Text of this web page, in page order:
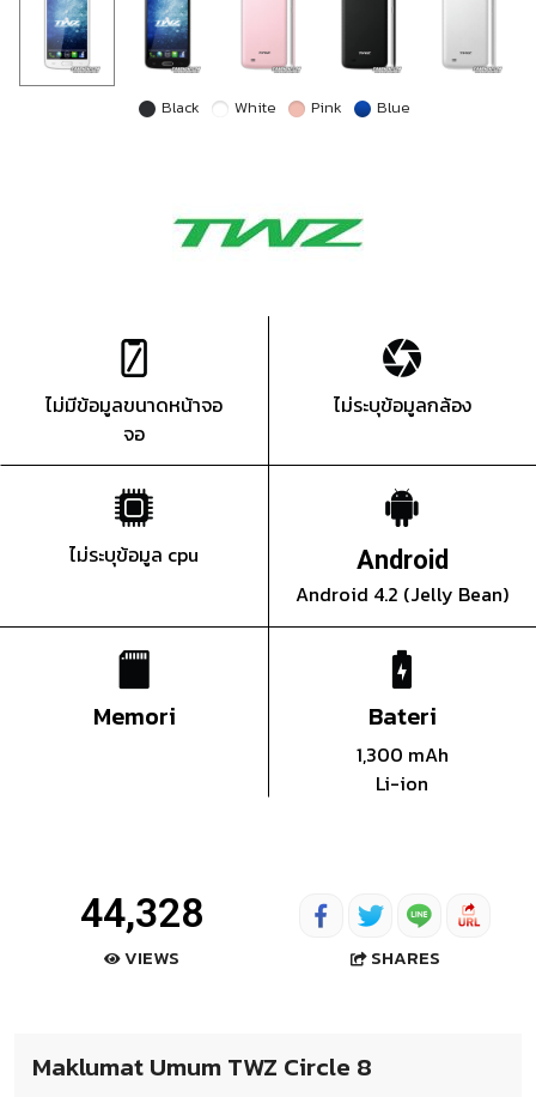
Black White Pink Blue
ไม่มีข้อมูลขนาดหน้าจอ
จอ
ไม่ระบุข้อมูลกล้อง
ไม่ระบุข้อมูล cpu Android
Android 4.2 (Jelly Bean)
Memori Bateri
1,300 mAh
Li-ion
44,328
VIEWS SHARES
Maklumat Umum TWZ Circle 8